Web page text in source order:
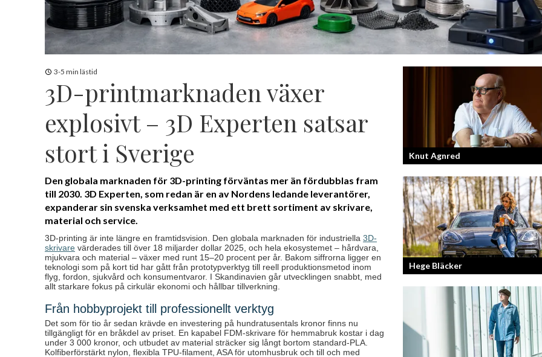
3-5 min lästid
3D-printmarknaden växer
explosivt – 3D Experten satsar
stort i Sverige
Den globala marknaden för 3D-printing förväntas mer än fördubblas fram
till 2030. 3D Experten, som redan är en av Nordens ledande leverantörer,
expanderar sin svenska verksamhet med ett brett sortiment av skrivare,
material och service.
3D-printing är inte längre en framtidsvision. Den globala marknaden för industriella 3D-
skrivare värderades till över 18 miljarder dollar 2025, och hela ekosystemet – hårdvara,
mjukvara och material – växer med runt 15–20 procent per år. Bakom siffrorna ligger en
teknologi som på kort tid har gått från prototypverktyg till reell produktionsmetod inom
flyg, fordon, sjukvård och konsumentvaror. I Skandinavien går utvecklingen snabbt, med
allt starkare fokus på cirkulär ekonomi och hållbar tillverkning.
Från hobbyprojekt till professionellt verktyg
Det som för tio år sedan krävde en investering på hundratusentals kronor finns nu
tillgängligt för en bråkdel av priset. En kapabel FDM-skrivare för hemmabruk kostar i dag
under 3 000 kronor, och utbudet av material sträcker sig långt bortom standard-PLA.
Kolfiberförstärkt nylon, flexibla TPU-filament, ASA för utomhusbruk och till och med
Knut Agnred
Knut Agnred är mannen och den
legenden inom spektakulära utfall och
dramatisk tänkvärdhet.
Hege Bläcker
Bilfantast, influencer och en av
mest framgångsrika företagare.